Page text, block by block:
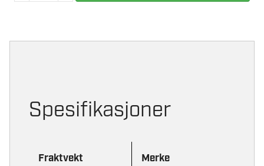
Spesifikasjoner
Fraktvekt
Merke